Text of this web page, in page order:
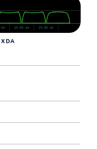
XDA